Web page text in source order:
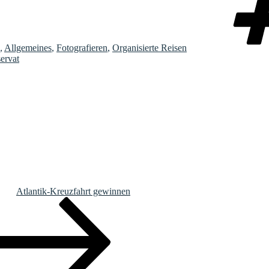
, Allgemeines, Fotografieren, Organisierte Reisen
Atlantik-Kreuzfahrt gewinnen